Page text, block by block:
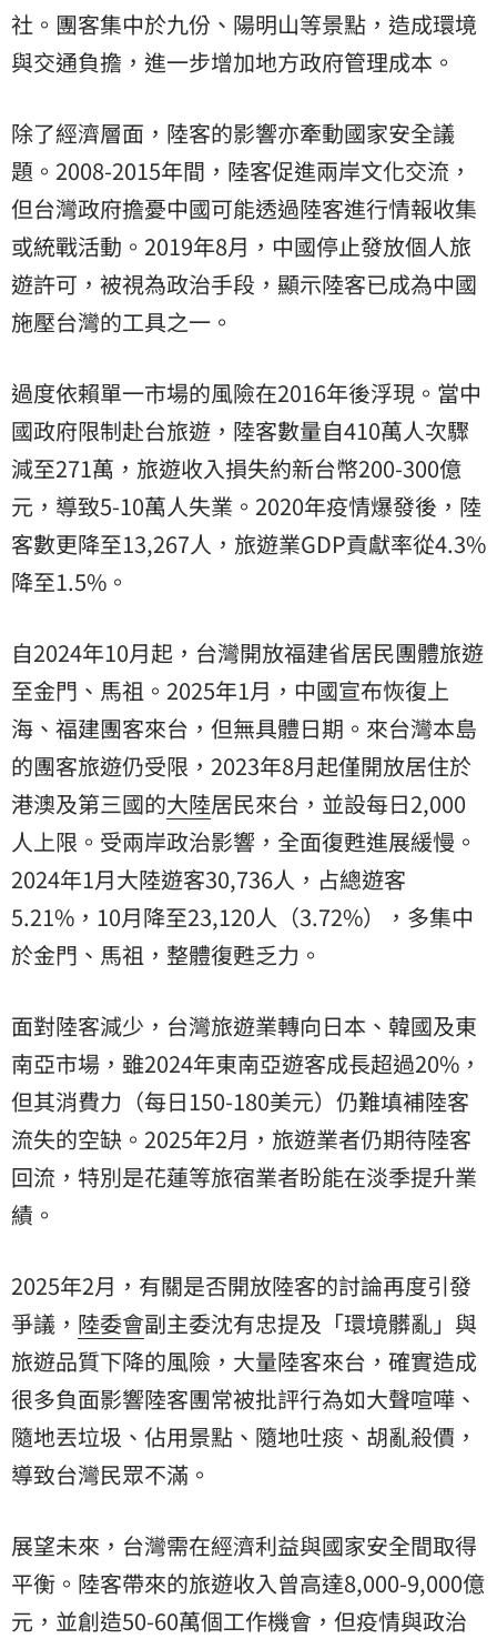
社。團客集中於九份、陽明山等景點，造成環境
與交通負擔，進一步增加地方政府管理成本。
除了經濟層面，陸客的影響亦牽動國家安全議
題。2008-2015年間，陸客促進兩岸文化交流，
但台灣政府擔憂中國可能透過陸客進行情報收集
或統戰活動。2019年8月，中國停止發放個人旅
遊許可，被視為政治手段，顯示陸客已成為中國
施壓台灣的工具之一。
過度依賴單一市場的風險在2016年後浮現。當中
國政府限制赴台旅遊，陸客數量自410萬人次驟
減至271萬，旅遊收入損失約新台幣200-300億
元，導致5-10萬人失業。2020年疫情爆發後，陸
客數更降至13,267人，旅遊業GDP貢獻率從4.3%
降至1.5%。
自2024年10月起，台灣開放福建省居民團體旅遊
至金門、馬祖。2025年1月，中國宣布恢復上
海、福建團客來台，但無具體日期。來台灣本島
的團客旅遊仍受限，2023年8月起僅開放居住於
港澳及第三國的大陸居民來台，並設每日2,000
人上限。受兩岸政治影響，全面復甦進展緩慢。
2024年1月大陸遊客30,736人，占總遊客
5.21%，10月降至23,120人（3.72%），多集中
於金門、馬祖，整體復甦乏力。
面對陸客減少，台灣旅遊業轉向日本、韓國及東
南亞市場，雖2024年東南亞遊客成長超過20%，
但其消費力（每日150-180美元）仍難填補陸客
流失的空缺。2025年2月，旅遊業者仍期待陸客
回流，特別是花蓮等旅宿業者盼能在淡季提升業
績。
2025年2月，有關是否開放陸客的討論再度引發
爭議， 陸委會副主委沈有忠提及「環境髒亂」與
旅遊品質下降的風險，大量陸客來台，確實造成
很多負面影響陸客團常被批評行為如大聲喧嘩、
隨地丟垃圾、佔用景點、隨地吐痰、胡亂殺價，
導致台灣民眾不滿。
展望未來，台灣需在經濟利益與國家安全間取得
平衡。陸客帶來的旅遊收入曾高達8,000-9,000億
元，並創造50-60萬個工作機會，但疫情與政治